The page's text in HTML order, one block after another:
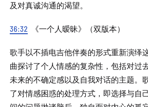
及对真诚沟通的渴望。
36:32 《一个人暧昧》（双版本）
歌手以不插电吉他伴奏的形式重新演绎
曲探讨了个人情感的复杂性，包括对过
未来的不确定感以及自我对话的主题。
了对情感困惑的处理方式，即选择与自